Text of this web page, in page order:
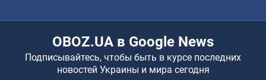
OBOZ.UA в Google News
Подписывайтесь, чтобы быть в курсе последних
новостей Украины и мира сегодня